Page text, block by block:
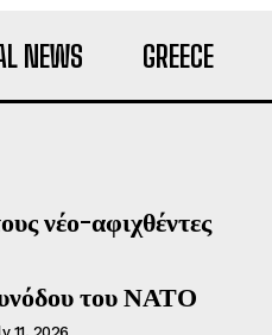
NEWS GREECE
νέο-αφιχθέντες
του ΝΑΤΟ
11, 2026